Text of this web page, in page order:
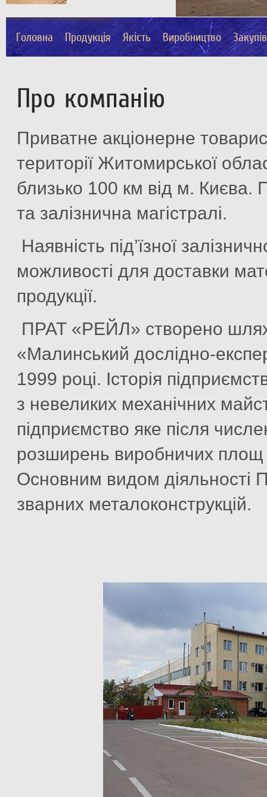
Головна Продукція Якість Виробництво
Про компанію
Приватне акціонерне
території Житомирської
близько 100 км від м. Києва.
та залізнична магістралі.
Наявність під’їзної
можливості для доставки
продукції.
ПРАТ «РЕЙЛ» створено
«Малинський дослідно-
1999 році. Історія
з невеликих механічних
підприємство яке після
розширень виробничих площ
Основним видом
зварних металоконструкцій.